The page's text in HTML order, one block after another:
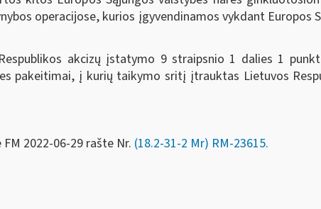
operacijose, kurios įgyvendinamos vykdant Europos
akcizų įstatymo 9 straipsnio 1 dalies 1
pakeitimai, į kurių taikymo sritį įtrauktas Lietuvos
2022-06-29 rašte Nr. (18.2-31-2 Mr) RM-23615.